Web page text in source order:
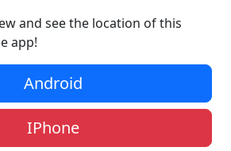
and see the location of this
app!
Android
IPhone